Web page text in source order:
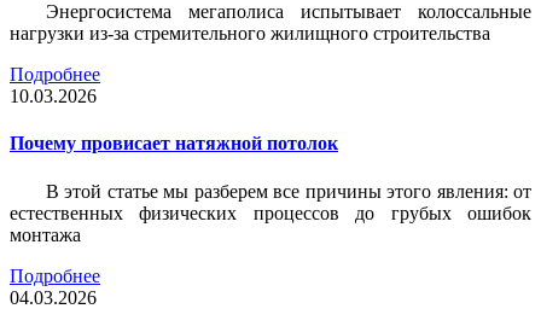
Энергосистема мегаполиса испытывает колоссальные
нагрузки из-за стремительного жилищного строительства
Подробнее
10.03.2026
Почему провисает натяжной потолок
В этой статье мы разберем все причины этого явления: от
естественных физических процессов до грубых ошибок
монтажа
Подробнее
04.03.2026